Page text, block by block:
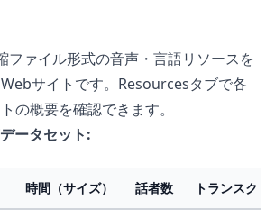
ファイル形式の音声・言語リソースを
サイトです。Resourcesタブで各
の概要を確認できます。
ータセット:
時間（サイズ） 話者数 トランスク